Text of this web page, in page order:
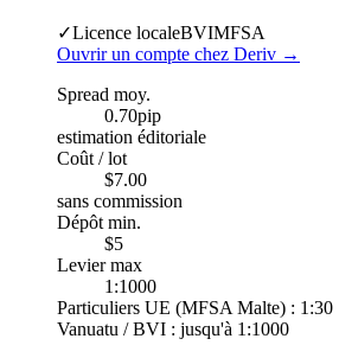
✓Licence localeBVIMFSA
Ouvrir un compte chez Deriv →
Spread moy.
0.70pip
estimation éditoriale
Coût / lot
$7.00
sans commission
Dépôt min.
$5
Levier max
1:1000
Particuliers UE (MFSA Malte) : 1:30
Vanuatu / BVI : jusqu'à 1:1000